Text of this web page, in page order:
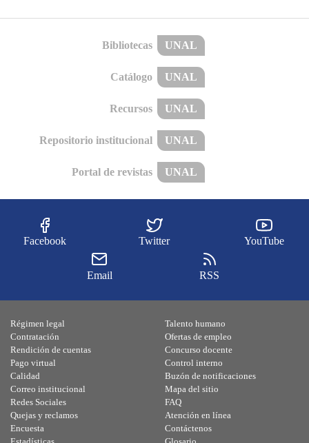
Bibliotecas UNAL
Catálogo UNAL
Recursos UNAL
Repositorio institucional UNAL
Portal de revistas UNAL
Facebook Twitter YouTube
Email RSS
Régimen legal
Contratación
Rendición de cuentas
Pago virtual
Calidad
Talento humano
Ofertas de empleo
Concurso docente
Control interno
Buzón de notificaciones
Correo institucional
Redes Sociales
Quejas y reclamos
Encuesta
Mapa del sitio
FAQ
Atención en línea
Contáctenos